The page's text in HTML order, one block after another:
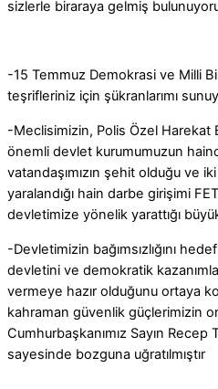
sizlerle biraraya gelmiş
-15 Temmuz Demokrasi ve Milli
teşrifleriniz için şükranlarımı
-Meclisimizin, Polis Özel Harekat
önemli devlet kurumumuzun
vatandaşımızın şehit olduğu ve
yaralandığı hain darbe girişimi
devletimize yönelik yarattığı
-Devletimizin bağımsızlığını
devletini ve demokratik
vermeye hazır olduğunu ortaya
kahraman güvenlik güçlerimizin
Cumhurbaşkanımız Sayın Recep
sayesinde bozguna uğratılmıştır